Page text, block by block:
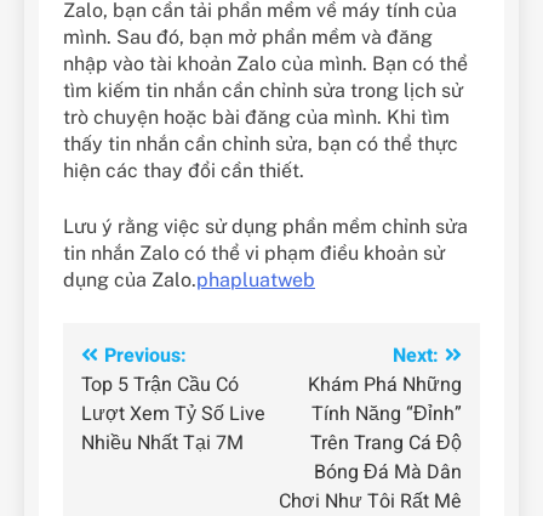
Zalo, bạn cần tải phần mềm về máy tính của
mình. Sau đó, bạn mở phần mềm và đăng
nhập vào tài khoản Zalo của mình. Bạn có thể
tìm kiếm tin nhắn cần chỉnh sửa trong lịch sử
trò chuyện hoặc bài đăng của mình. Khi tìm
thấy tin nhắn cần chỉnh sửa, bạn có thể thực
hiện các thay đổi cần thiết.
Lưu ý rằng việc sử dụng phần mềm chỉnh sửa
tin nhắn Zalo có thể vi phạm điều khoản sử
dụng của Zalo.phapluatweb
Điều
hướng
bài
Previous:
Top 5 Trận Cầu Có
Lượt Xem Tỷ Số Live
Nhiều Nhất Tại 7M
Next:
Khám Phá Những
Tính Năng “Đỉnh”
Trên Trang Cá Độ
Bóng Đá Mà Dân
Chơi Như Tôi Rất Mê